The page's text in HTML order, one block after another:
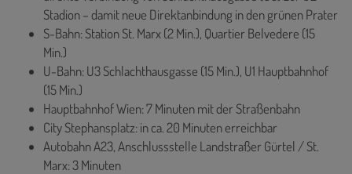
Stadion – damit neue Direktanbindung in den grünen Prater
S-Bahn: Station St. Marx (2 Min.), Quartier Belvedere (15
Min.)
U-Bahn: U3 Schlachthausgasse (15 Min.), U1 Hauptbahnhof
(15 Min.)
Hauptbahnhof Wien: 7 Minuten mit der Straßenbahn
City Stephansplatz: in ca. 20 Minuten erreichbar
Autobahn A23, Anschlussstelle Landstraßer Gürtel / St.
Marx: 3 Minuten